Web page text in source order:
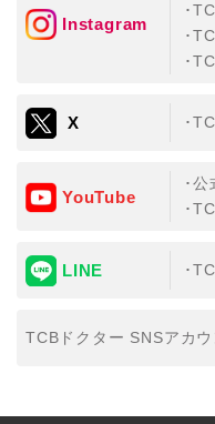
①共同して利用される
②共同して利用する者
③共同利用する者の利
【外部委託について】
おいて、取得情報の取
務委託先に委託するこ
Instagram
X
YouTube
公
LINE
TCBドクター SNSアカウ